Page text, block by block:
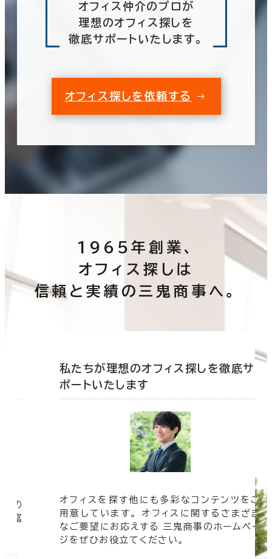
オフィス仲介のプロが
理想のオフィス探しを
徹底サポートいたします。
オフィス探しを依頼する
1965年創業、
オフィス探しは
信頼と実績の三鬼商事へ。
の
豊富
私たちが理想のオフィス探しを徹底サ
ポートいたします
オフィスを探す他にも多彩なコンテンツをご
用意しています。 オフィスに関するさまざま
なご要望にお応えする 三鬼商事のホームペー
ジをぜひお役立てください。